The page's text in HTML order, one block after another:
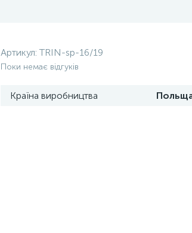
Артикул:TRIN-sp-16/19
Поки немає відгуків
Країна виробництва